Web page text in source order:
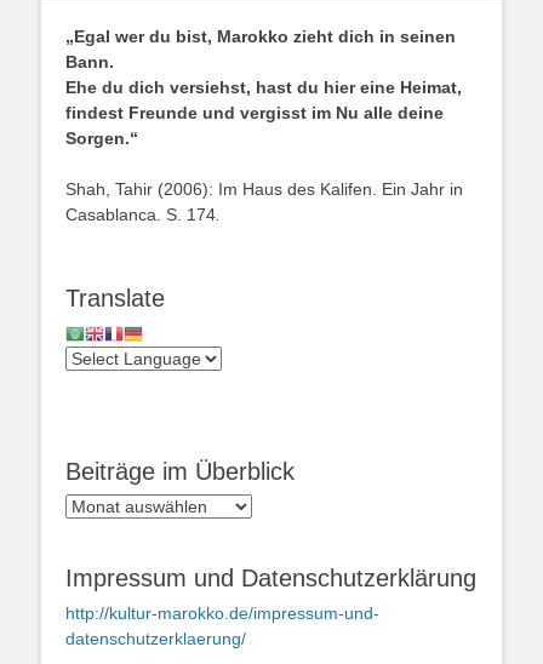
„Egal wer du bist, Marokko zieht dich in seinen
Bann.
Ehe du dich versiehst, hast du hier eine Heimat,
findest Freunde und vergisst im Nu alle deine
Sorgen.“
Shah, Tahir (2006): Im Haus des Kalifen. Ein Jahr in
Casablanca. S. 174
Translate
Beiträge im Überblick
Beiträge
Impressum und Datenschutzerklärung
http://kultur-marokko.de/impressum-und-
datenschutzerklaerung/